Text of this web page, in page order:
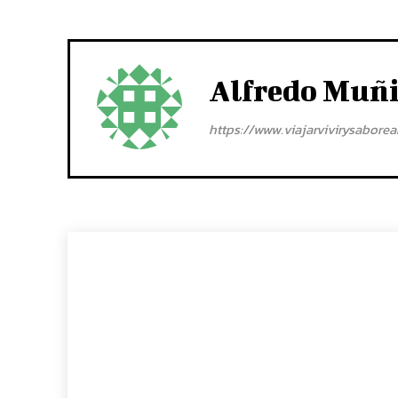
Alfredo
https://